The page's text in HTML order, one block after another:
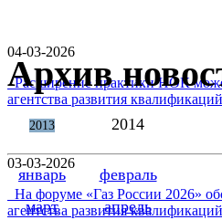
04-03-2026
Расширение практики НОК
агентства развития
03-03-2026
На форуме «Газ России 2026»
агентства развития
Архив
2013 2014
январь
февраль
март
апрель